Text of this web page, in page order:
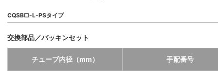
CQSB□-L-PSタイプ
交換部品／パッキンセット
チューブ内径（mm） 手配番号